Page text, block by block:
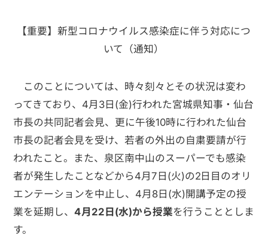
【重要】新型コロナウイルス感染症に伴う対応につ
いて（通知）
このことについては、時々刻々とその状況は変わ
ってきており、4月3日(金)行われた宮城県知事・仙台
市長の共同記者会見、更に午後10時に行われた仙台
市長の記者会見を受け、若者の外出の自粛要請が行
われたこと。また、泉区南中山のスーパーでも感染
者が発生したことなどから4月7日(火)の2日目のオリ
エンテーションを中止し、4月8日(水)開講予定の授
業を延期し、4月 22 日 (水)から授業を行うこととしま
す。